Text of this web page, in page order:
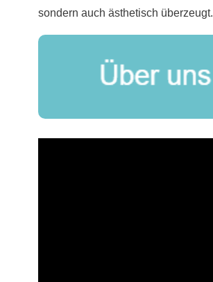
sondern auch ästhetisch überzeugt.